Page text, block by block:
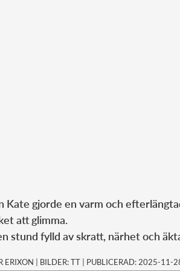
Kate gjorde en varm och
att glimma.
stund fylld av skratt, närhet och
ERIXON | BILDER: TT | PUBLICERAD: 2025-11-